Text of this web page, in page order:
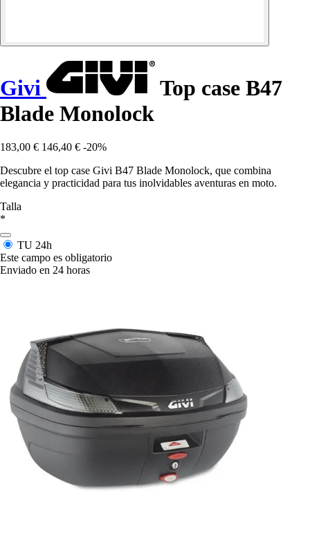
Givi
Top case B47
Blade Monolock
183,00 € 146,40 € -20%
Descubre el top case Givi B47 Blade Monolock, que combina
elegancia y practicidad para tus inolvidables aventuras en moto.
Talla
*
TU 24h
Este campo es obligatorio
Enviado en 24 horas